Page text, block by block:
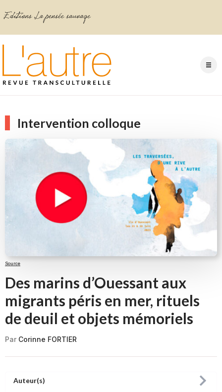
Intervention colloque
Source
Des marins d’Ouessant aux
migrants péris en mer, rituels
de deuil et objets mémoriels
Par Corinne FORTIER
Auteur(s)